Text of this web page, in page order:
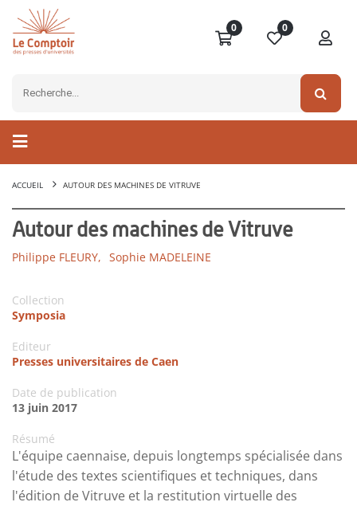
0 0
ACCUEIL AUTOUR DES MACHINES DE VITRUVE
Autour des machines de Vitruve
Philippe FLEURY, Sophie MADELEINE
Collection
Symposia
Editeur
Presses universitaires de Caen
Date de publication
13 juin 2017
Résumé
L'équipe caennaise, depuis longtemps spécialisée dans
l'étude des textes scientifiques et techniques, dans
l'édition de Vitruve et la restitution virtuelle des